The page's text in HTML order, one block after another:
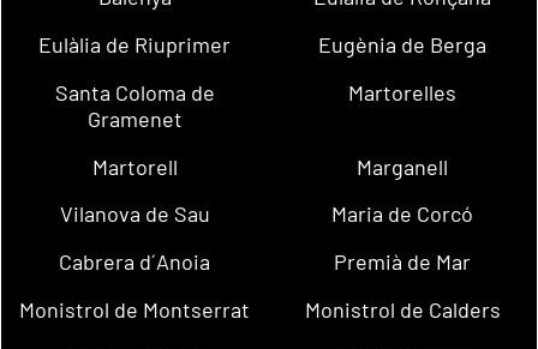
Eulàlia de Riuprimer
Eugènia de Berga
Santa Coloma de
Gramenet
Martorelles
Martorell
Marganell
Vilanova de Sau
Maria de Corcó
Cabrera d´Anoia
Premià de Mar
Monistrol de Montserrat
Monistrol de Calders